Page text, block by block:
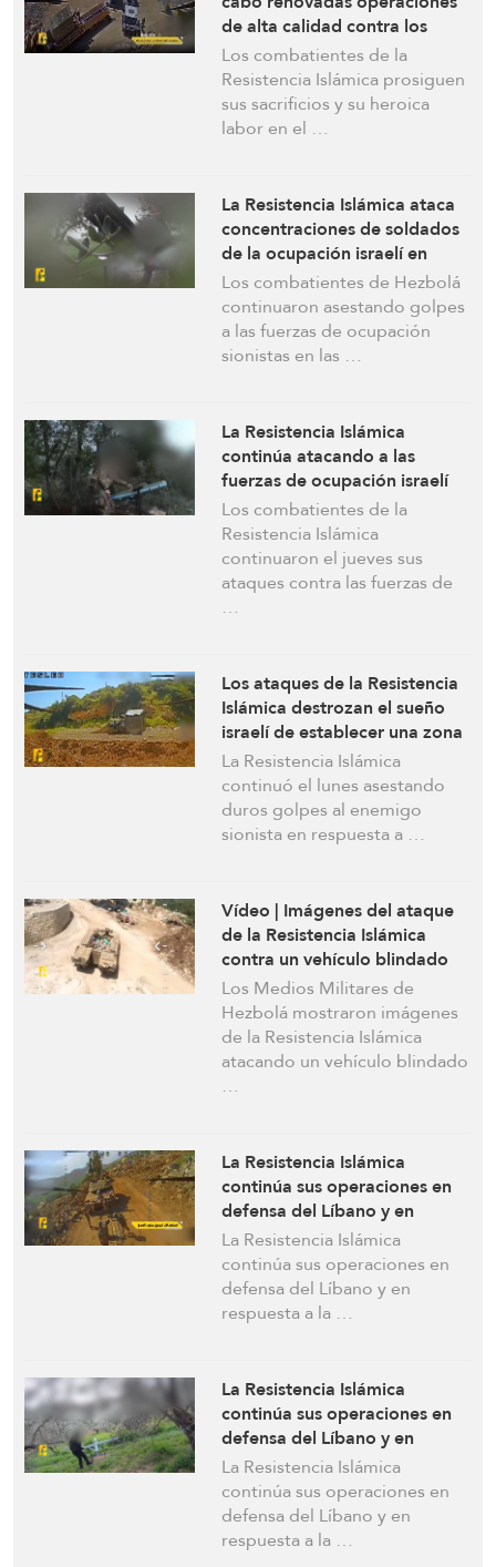
de alta calidad contra los
soldados de la ocupación
israelí
Los combatientes de la
Resistencia Islámica prosiguen
sus sacrificios y su heroica
labor en el …
La Resistencia Islámica ataca
concentraciones de soldados
de la ocupación israelí en
Khiam, Bayyada y las afueras
de Deir Seryan
Los combatientes de Hezbolá
continuaron asestando golpes
a las fuerzas de ocupación
sionistas en las …
La Resistencia Islámica
continúa atacando a las
fuerzas de ocupación israelí
en el sur del Líbano
Los combatientes de la
Resistencia Islámica
continuaron el jueves sus
ataques contra las fuerzas de
…
Los ataques de la Resistencia
Islámica destrozan el sueño
israelí de establecer una zona
de amortiguación en el sur del
Líbano
La Resistencia Islámica
continuó el lunes asestando
duros golpes al enemigo
sionista en respuesta a …
Vídeo | Imágenes del ataque
de la Resistencia Islámica
contra un vehículo blindado
de transporte de personal
israelí en Qantara
Los Medios Militares de
Hezbolá mostraron imágenes
de la Resistencia Islámica
atacando un vehículo blindado
…
La Resistencia Islámica
continúa sus operaciones en
defensa del Líbano y en
respuesta a la violación del
alto el fuego
La Resistencia Islámica
continúa sus operaciones en
defensa del Líbano y en
respuesta a la …
La Resistencia Islámica
continúa sus operaciones en
defensa del Líbano y en
respuesta a la violación israelí
del alto el fuego
La Resistencia Islámica
continúa sus operaciones en
defensa del Líbano y en
respuesta a la …